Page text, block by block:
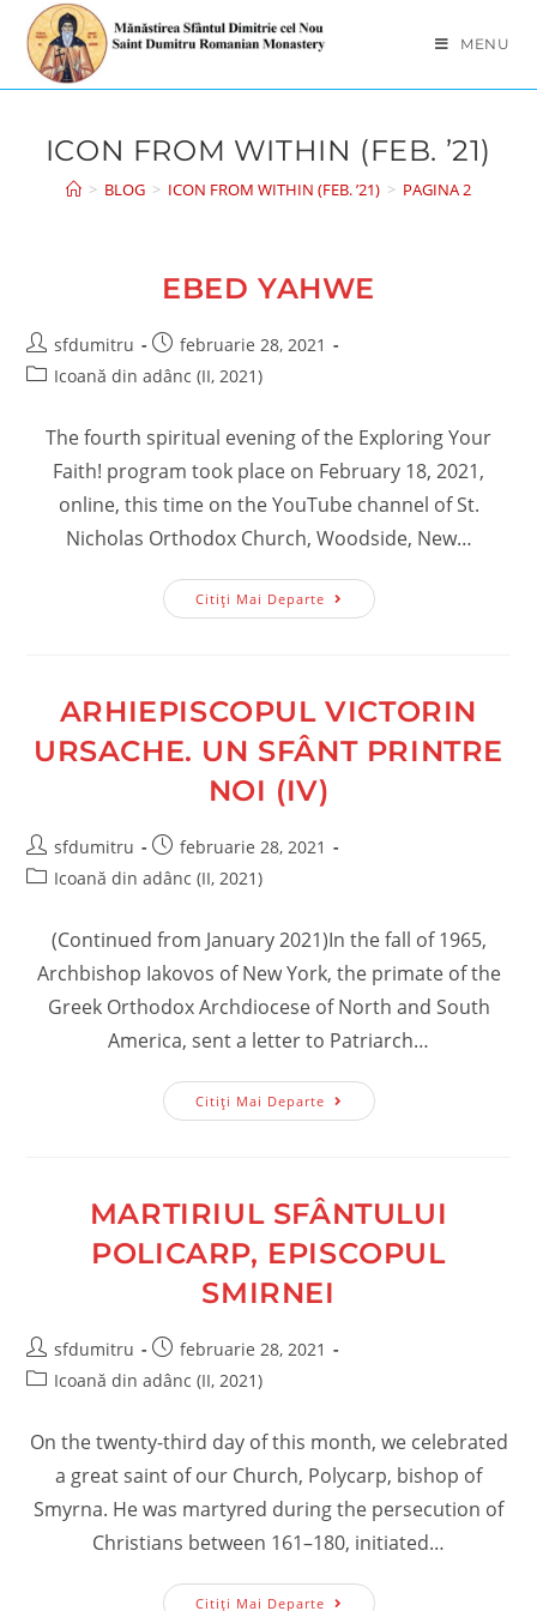
content
MENU
ICON FROM WITHIN (FEB. ’21)
> BLOG > ICON FROM WITHIN (FEB. ’21) > PAGINA 2
EBED YAHWE
Post
author:
sfdumitru
Post
published:
februarie 28, 2021
PostIcoană din adânc (II, 2021)
The fourth spiritual evening of the Exploring Your
Faith! program took place on February 18, 2021,
online, this time on the YouTube channel of St.
Nicholas Orthodox Church, Woodside, New…
Citiți Mai DeparteEbed
Yahwe
ARHIEPISCOPUL VICTORIN
URSACHE. UN SFÂNT PRINTRE
NOI (IV)
Post
author:
sfdumitru
Post
published:
februarie 28, 2021
PostIcoană din adânc (II, 2021)
(Continued from January 2021)In the fall of 1965,
Archbishop Iakovos of New York, the primate of the
Greek Orthodox Archdiocese of North and South
America, sent a letter to Patriarch…
Citiți Mai DeparteArhiepiscopul
Victorin
Noi
(IV)
MARTIRIUL SFÂNTULUI
POLICARP, EPISCOPUL
SMIRNEI
Post
author:
sfdumitru
Post
published:
februarie 28, 2021
PostIcoană din adânc (II, 2021)
On the twenty-third day of this month, we celebrated
a great saint of our Church, Polycarp, bishop of
Smyrna. He was martyred during the persecution of
Christians between 161–180, initiated…
Citiți Mai DeparteMartiriul